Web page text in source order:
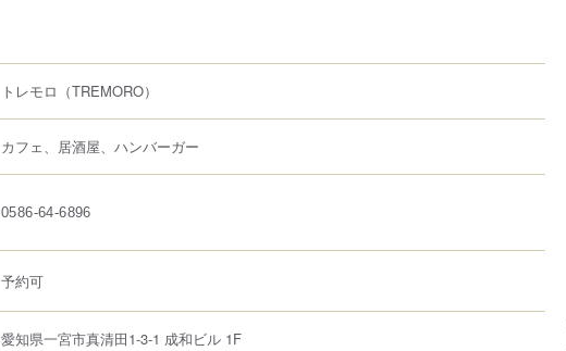
トレモロ （TREMORO）
カフェ、居酒屋、ハンバーガー
0586-64-6896
予約可
愛知県一宮市真清田1-3-1 成和ビル 1F